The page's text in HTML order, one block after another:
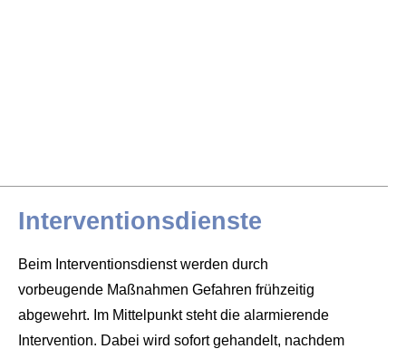
Interventionsdienste
Beim Interventionsdienst werden durch
vorbeugende Maßnahmen Gefahren frühzeitig
abgewehrt. Im Mittelpunkt steht die alarmierende
Intervention. Dabei wird sofort gehandelt, nachdem